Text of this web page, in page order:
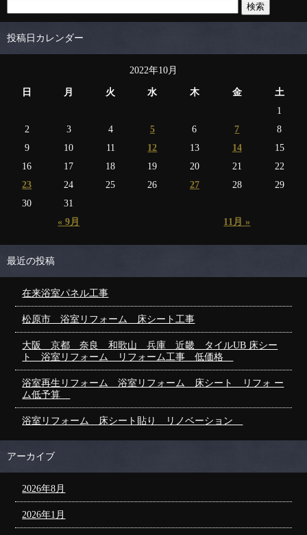
投稿日カレンダー
2022年10月
日 月 火 水 木 金 土
« 9月 11月 »
1
2
3 4 5 6 7
8
9
10 11 12 13 14
15
16
17 18 19 20 21
22
23
24 25 26 27 28
29
30
31
最近の投稿
在来浴室パネル工事
松原市 浴室リフォーム 床シート工事
大阪 京都 奈良 和歌山 兵庫 近畿 タイルUB 床シー
ト 浴室リフォーム リフォーム工事 低価格
浴室再生リフォーム 浴室リフォーム 床シート リフォ ー
ム低予算
浴室リフォーム 床シート貼り リノベーション
アーカイブ
2026年8月
2026年1月